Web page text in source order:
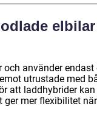
elbilar
och använder endast
utrustade med
att laddhybrider kan
ger mer flexibilitet